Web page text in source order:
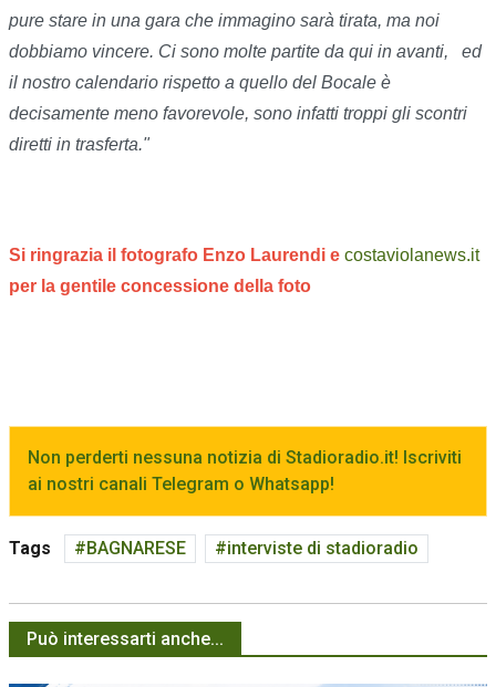
pure stare in una gara che immagino sarà tirata, ma noi
dobbiamo vincere. Ci sono molte partite da qui in avanti, ed
il nostro calendario rispetto a quello del Bocale è
decisamente meno favorevole, sono infatti troppi gli scontri
diretti in trasferta."
Si ringrazia il fotografo Enzo Laurendi e costaviolanews.it
per la gentile concessione della foto
Non perderti nessuna notizia di Stadioradio.it! Iscriviti
ai nostri canali Telegram o Whatsapp!
Tags BAGNARESE interviste di stadioradio
Può interessarti anche...